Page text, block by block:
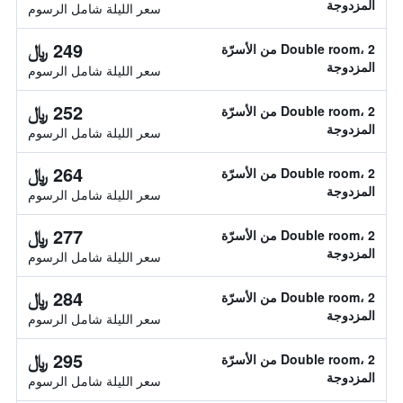
المزدوجة
سعر الليلة شامل الرسوم
Double room، 2 من الأسرّة
المزدوجة
249 ﷼
سعر الليلة شامل الرسوم
Double room، 2 من الأسرّة
المزدوجة
252 ﷼
سعر الليلة شامل الرسوم
Double room، 2 من الأسرّة
المزدوجة
264 ﷼
سعر الليلة شامل الرسوم
Double room، 2 من الأسرّة
المزدوجة
277 ﷼
سعر الليلة شامل الرسوم
Double room، 2 من الأسرّة
المزدوجة
284 ﷼
سعر الليلة شامل الرسوم
Double room، 2 من الأسرّة
المزدوجة
295 ﷼
سعر الليلة شامل الرسوم